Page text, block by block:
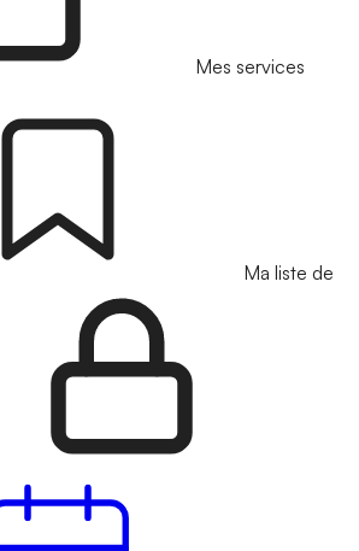
Mes services
Ma liste de